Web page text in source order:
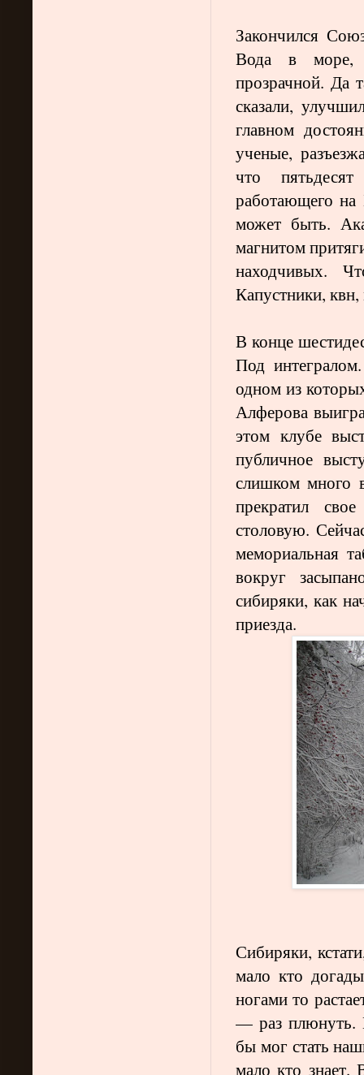
Закончился
Вода в море,
прозрачной. Да
сказали,
главном
ученые,
что пятьдесят
работающего
может быть.
магнитом
находчивых.
Капустники,
В конце
Под
одном из
Алферова
этом клубе
публичное
слишком много
прекратил
столовую.
мемориальная
вокруг
сибиряки, как
приезда.
Сибиряки,
мало кто
ногами то
— раз плюнуть.
бы мог стать
мало кто